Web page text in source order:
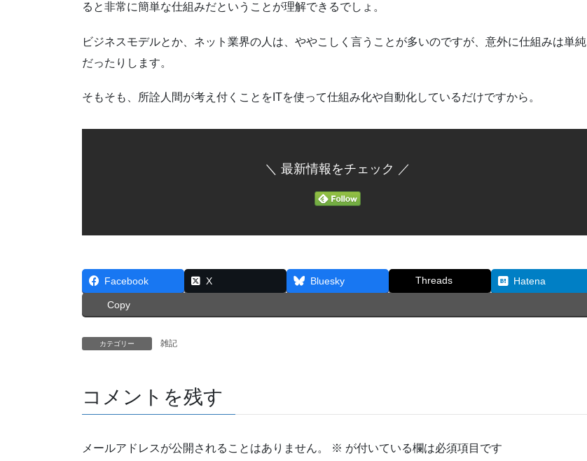
ると非常に簡単な仕組みだということが理解できるでしょ。
ビジネスモデルとか、ネット業界の人は、ややこしく言うことが多いのですが、意外に仕組みは単純
だったりします。
そもそも、所詮人間が考え付くことをITを使って仕組み化や自動化しているだけですから。
＼ 最新情報をチェック ／
Facebook X Bluesky Threads Hatena
Copy
カテゴリー 雑記
コメントを残す
メールアドレスが公開されることはありません。 ※ が付いている欄は必須項目です